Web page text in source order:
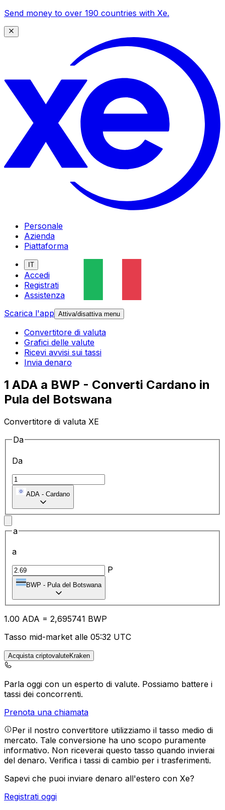
Send money to over 190 countries with Xe.
Personale
Azienda
Piattaforma
IT
Accedi
Registrati
Assistenza
Scarica l'app Attiva/disattiva menu
Convertitore di valuta
Grafici delle valute
Ricevi avvisi sui tassi
Invia denaro
1 ADA a BWP - Converti Cardano in
Pula del Botswana
Convertitore di valuta XE
Da
Da
ADA - Cardano
a
a
P
BWP - Pula del Botswana
1.00 ADA = 2,695741 BWP
Tasso mid-market alle 05:32 UTC
Acquista criptovaluteKraken
Parla oggi con un esperto di valute. Possiamo battere i
tassi dei concorrenti.
Prenota una chiamata
Per il nostro convertitore utilizziamo il tasso medio di
mercato. Tale conversione ha uno scopo puramente
informativo. Non riceverai questo tasso quando invierai
del denaro. Verifica i tassi di cambio per i trasferimenti.
Sapevi che puoi inviare denaro all'estero con Xe?
Registrati oggi